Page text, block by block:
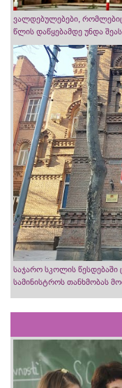
ვალდებულებები,
წლის დაწყებამდე უნდა
საჯარო სკოლის
სამინისტროს თანხმობას